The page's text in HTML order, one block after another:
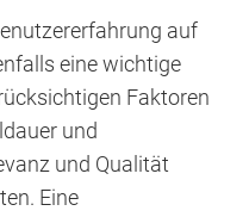
auf
eine wichtige
Faktoren
und
und Qualität
Eine